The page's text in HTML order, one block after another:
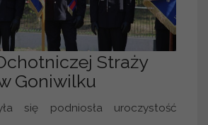
Straży
Goniwilku
się podniosła uroczystość